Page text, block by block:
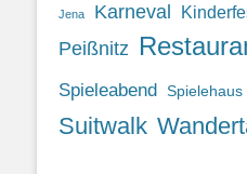
Jena Karneval
Peißnitz
Spieleabend Spielehaus
Suitwalk